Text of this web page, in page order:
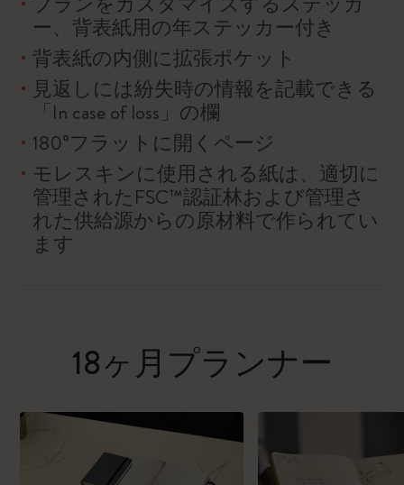
ー、背表紙用の年ステッカー付き
背表紙の内側に拡張ポケット
見返しには紛失時の情報を記載できる
「In case of loss」の欄
180°フラットに開くページ
モレスキンに使用される紙は、適切に
管理されたFSC™認証林および管理さ
れた供給源からの原材料で作られてい
ます
18ヶ月プランナー